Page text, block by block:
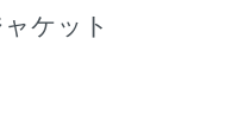
ケット